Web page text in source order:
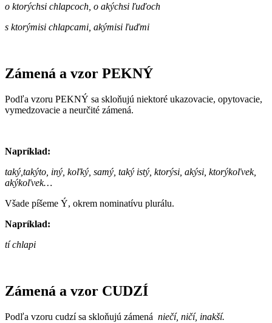
o ktorýchsi chlapcoch, o akýchsi ľuďoch
s ktorýmisi chlapcami, akýmisi ľuďmi
Zámená a vzor PEKNÝ
Podľa vzoru PEKNÝ sa skloňujú niektoré ukazovacie, opytovacie,
vymedzovacie a neurčité zámená.
Napríklad:
taký,takýto, iný, koľký, samý, taký istý, ktorýsi, akýsi, ktorýkoľvek,
akýkoľvek…
Všade píšeme Ý, okrem nominatívu plurálu.
Napríklad:
tí chlapi
Zámená a vzor CUDZÍ
Podľa vzoru cudzí sa skloňujú zámená niečí, ničí, inakší.